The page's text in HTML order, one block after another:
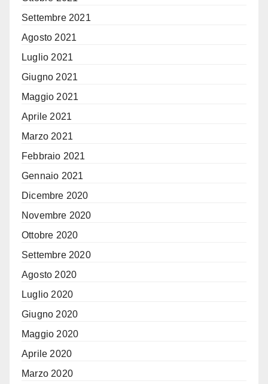
Settembre 2021
Agosto 2021
Luglio 2021
Giugno 2021
Maggio 2021
Aprile 2021
Marzo 2021
Febbraio 2021
Gennaio 2021
Dicembre 2020
Novembre 2020
Ottobre 2020
Settembre 2020
Agosto 2020
Luglio 2020
Giugno 2020
Maggio 2020
Aprile 2020
Marzo 2020